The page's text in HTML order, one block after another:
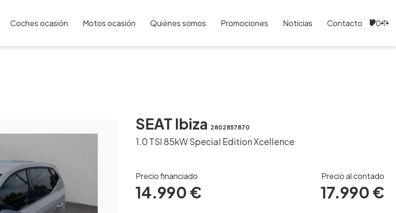
Coches ocasión Motos ocasión Quiénes somos Promociones Noticias Contacto 0
SEAT Ibiza 2802857870
1.0 TSI 85kW Special Edition Xcellence
Precio financiado
14.990 €
Precio al contado
17.990 €